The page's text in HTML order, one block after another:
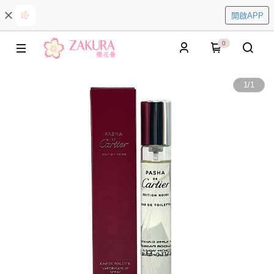
開啟APP
0
1/1